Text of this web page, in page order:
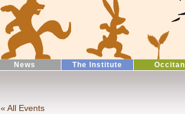
News The Institute Occitan
« All Events